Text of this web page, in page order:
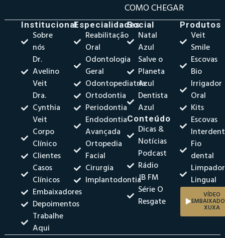
COMO CHEGAR
Institucional
Sobre
nós
Dr.
Avelino
Veit
Dra.
Cynthia
Veit
Corpo
Clínico
Clientes
Casos
Clínicos
Embaixadores
Depoimentos
Trabalhe
Aqui
Especialidades
Reabilitação
Oral
Odontologia
Geral
Odontopediatria
Ortodontia
Periodontia
Endodontia
Avançada
Ortopedia
Facial
Cirurgia
Implantodontia
Social
Natal
Azul
Salve o
Planeta
Azul
Dentista
Azul
Conteúdo
Dicas &
Notícias
Podcast
Rádio
JB FM
Série O
Resgate
Produtos
Veit
Smile
Escovas
Bio
Irrigador
Oral
Kits
Escovas
Fio
dental
Limpador
Lingual
VÍDEO
XUXA